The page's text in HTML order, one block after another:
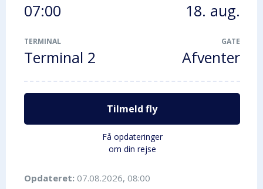
07:00 18. aug.
TERMINAL
Terminal 2
GATE
Afventer
Tilmeld fly
Få opdateringer
om din rejse
Opdateret: 07.08.2026, 08:00